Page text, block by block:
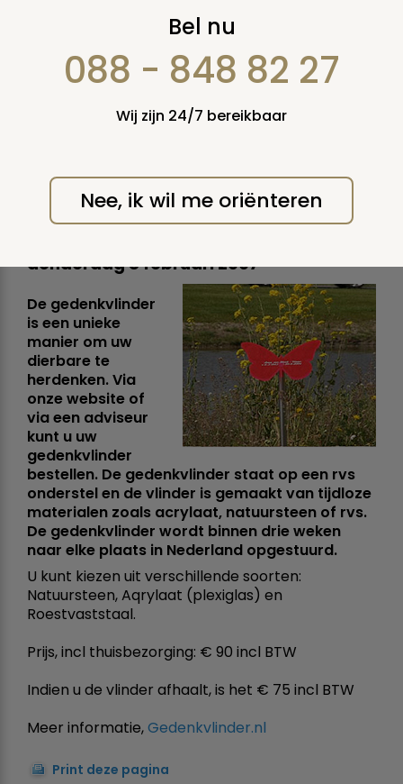
De gedenkvlinder:
tijdelijk
grafmonument, voor
bermmonument of
strooiveld
donderdag 8 februari 2007
De gedenkvlinder
is een unieke
manier om uw
dierbare te
herdenken. Via
onze website of
via een adviseur
kunt u uw
gedenkvlinder
bestellen. De gedenkvlinder staat op een rvs
onderstel en de vlinder is gemaakt van tijdloze
materialen zoals acrylaat, natuursteen of rvs.
De gedenkvlinder wordt binnen drie weken
naar elke plaats in Nederland opgestuurd.
U kunt kiezen uit verschillende soorten:
Natuursteen, Aqrylaat (plexiglas) en
Roestvaststaal.
Prijs, incl thuisbezorging: € 90 incl BTW
Indien u de vlinder afhaalt, is het € 75 incl BTW
Meer informatie,Gedenkvlinder.nl
Print deze pagina
Bel nu
088 - 848 82 27
Wij zijn 24/7 bereikbaar
Nee, ik wil me oriënteren